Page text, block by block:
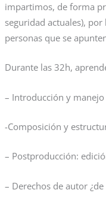
impartimos, de forma
seguridad actuales),
personas que se
Durante las 32h,
– Introducción y
-Composición y
– Postproducción:
– Derechos de autor